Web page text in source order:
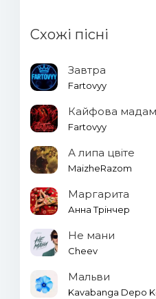
Схожі пісні
Завтра
Fartovyy
Кайфова мадам
Fartovyy
А липа цвіте
MaizheRazom
Маргарита
Анна Трінчер
Не мани
Cheev
Мальви
Kavabanga Depo